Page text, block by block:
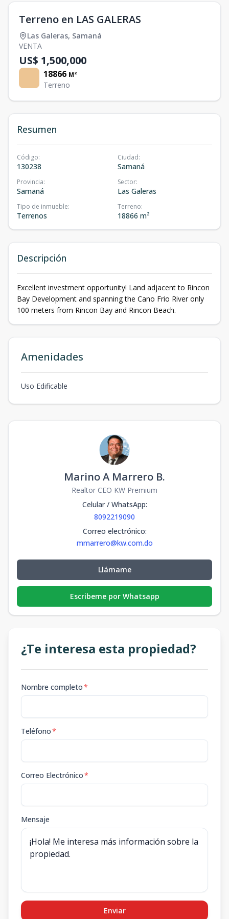
Terreno en LAS GALERAS
Las Galeras, Samaná
VENTA
US$ 1,500,000
18866 M²
Terreno
Resumen
Código:
130238
Ciudad:
Samaná
Provincia:
Samaná
Sector:
Las Galeras
Tipo de inmueble:
Terrenos
Terreno:
18866 m²
Descripción
Excellent investment opportunity! Land adjacent to Rincon
Bay Development and spanning the Cano Frio River only
100 meters from Rincon Bay and Rincon Beach.
Amenidades
Uso Edificable
Marino A Marrero B.
Realtor CEO KW Premium
Celular / WhatsApp:
8092219090
Correo electrónico:
mmarrero@kw.com.do
Llámame
Escribeme por Whatsapp
¿Te interesa esta propiedad?
Nombre completo*
Teléfono*
Correo Electrónico*
Mensaje
Enviar